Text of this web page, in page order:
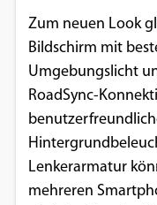
Zum neuen Look
Bildschirm mit
Umgebungslicht
RoadSync-
Lenkerarmatur
mehreren